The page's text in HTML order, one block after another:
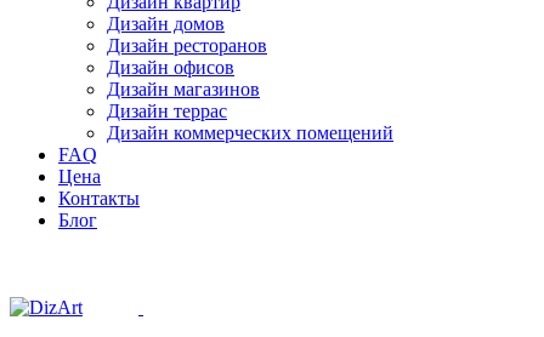
Дизайн домов
Дизайн ресторанов
Дизайн офисов
Дизайн магазинов
Дизайн террас
Дизайн коммерческих помещений
FAQ
Цена
Контакты
Блог